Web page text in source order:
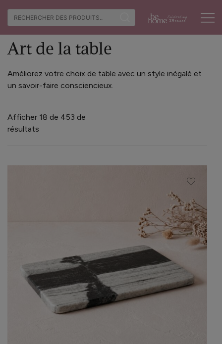
content
Recherche
de
:
Site B2B Be
Accueil/ Art de la table
Art de la table
Améliorez votre choix de table avec un style inégalé et
un savoir-faire consciencieux.
Afficher 18 de 453 de
résultats